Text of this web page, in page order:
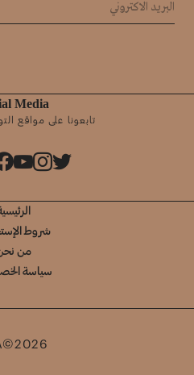
Media
تابعونا على مواقع
شروط
من
سياسة